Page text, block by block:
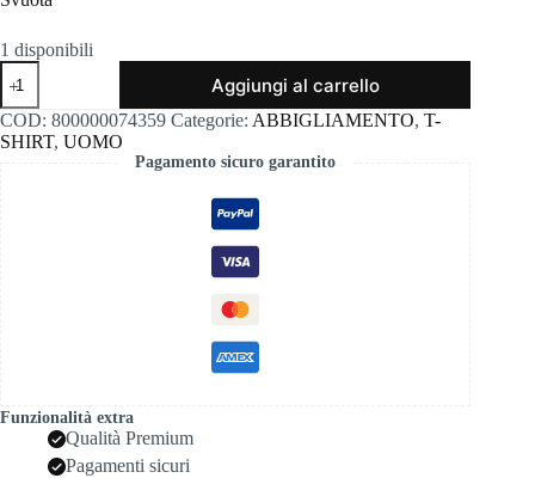
1 disponibili
T-
shirt
taschino
taglio
vivo
Aggiungi al carrello
COD: 800000074359 Categorie: ABBIGLIAMENTO, T-
SHIRT, UOMO
Pagamento sicuro garantito
Funzionalità extra
Qualità Premium
Pagamenti sicuri